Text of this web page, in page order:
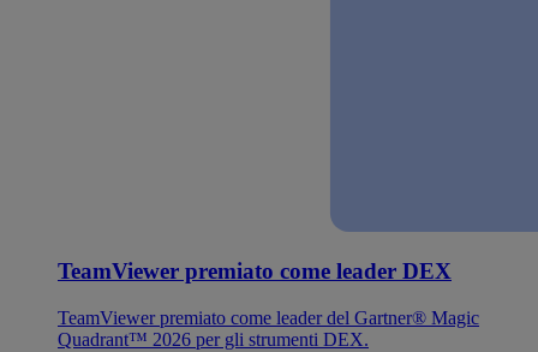
TeamViewer premiato come leader DEX
TeamViewer premiato come leader del Gartner® Magic
Quadrant™ 2026 per gli strumenti DEX.